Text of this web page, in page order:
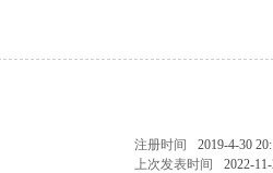
注册时间
2019-4-30
上次发表时间 2022-